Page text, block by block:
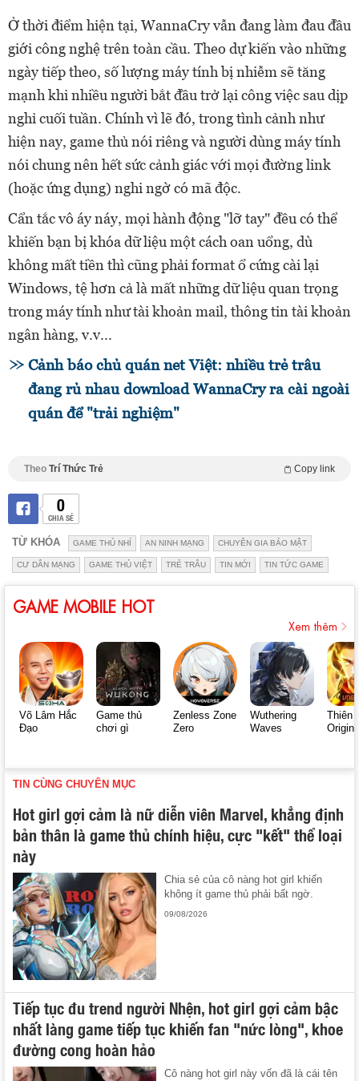
Ở thời điểm hiện tại, WannaCry vẫn đang làm đau đầu
giới công nghệ trên toàn cầu. Theo dự kiến vào những
ngày tiếp theo, số lượng máy tính bị nhiễm sẽ tăng
mạnh khi nhiều người bắt đầu trở lại công việc sau dịp
nghỉ cuối tuần. Chính vì lẽ đó, trong tình cảnh như
hiện nay, game thủ nói riêng và người dùng máy tính
nói chung nên hết sức cảnh giác với mọi đường link
(hoặc ứng dụng) nghi ngờ có mã độc.
Cẩn tắc vô áy náy, mọi hành động "lỡ tay" đều có thể
khiến bạn bị khóa dữ liệu một cách oan uổng, dù
không mất tiền thì cũng phải format ổ cứng cài lại
Windows, tệ hơn cả là mất những dữ liệu quan trọng
trong máy tính như tài khoản mail, thông tin tài khoản
ngân hàng, v.v...
Cảnh báo chủ quán net Việt: nhiều trẻ trâu
đang rủ nhau download WannaCry ra cài ngoài
quán để "trải nghiệm"
Theo Trí Thức Trẻ Copy link
0
CHIA SẺ
TỪ KHÓA GAME THỦ NHÍ AN NINH MẠNG CHUYÊN GIA BẢO MẬT
CƯ DÂN MẠNG GAME THỦ VIỆT TRẺ TRÂU TIN MỚI TIN TỨC GAME
GAME MOBILE HOT
Xem thêm
Võ Lâm Hắc
Đạo
Game thủ
chơi gì
Zenless Zone
Zero
Wuthering
Waves
Thiên
Origin
TIN CÙNG CHUYÊN MỤC
Hot girl gợi cảm là nữ diễn viên Marvel, khẳng định
bản thân là game thủ chính hiệu, cực "kết" thể loại
này
Chia sẻ của cô nàng hot girl khiến
không ít game thủ phải bất ngờ.
09/08/2026
Tiếp tục đu trend người Nhện, hot girl gợi cảm bậc
nhất làng game tiếp tục khiến fan "nức lòng", khoe
đường cong hoàn hảo
Cô nàng hot girl này vốn đã là cái tên